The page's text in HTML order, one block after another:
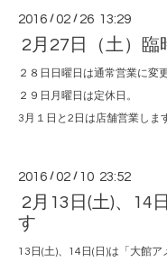
2016 /02 / 26 13:29
2月27日（土）臨
２８日日曜日は通常営業に変
２９日月曜日は定休日。
3月１日と2日は店舗営業しま
2016 /02 / 10 23:52
2月13日(土)、14
す
13日(土)、14日(日)は「大館